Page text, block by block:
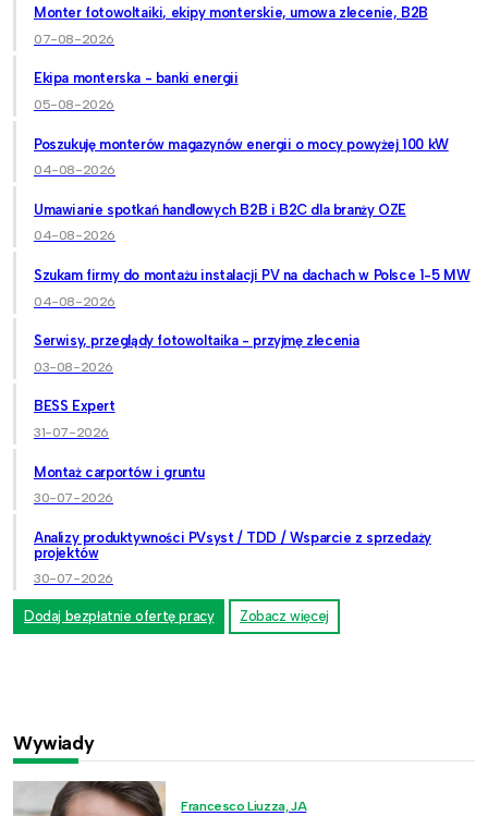
Monter fotowoltaiki, ekipy monterskie, umowa zlecenie, B2B
07-08-2026
Ekipa monterska - banki energii
05-08-2026
Poszukuję monterów magazynów energii o mocy powyżej 100 kW
04-08-2026
Umawianie spotkań handlowych B2B i B2C dla branży OZE
04-08-2026
Szukam firmy do montażu instalacji PV na dachach w Polsce 1-5 MW
04-08-2026
Serwisy, przeglądy fotowoltaika - przyjmę zlecenia
03-08-2026
BESS Expert
31-07-2026
Montaż carportów i gruntu
30-07-2026
Analizy produktywności PVsyst / TDD / Wsparcie z sprzedaży
projektów
30-07-2026
Dodaj bezpłatnie ofertę pracy Zobacz więcej
Wywiady
Francesco Liuzza, JA